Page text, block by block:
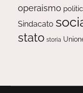
operaismo
Sindacato
stato storia